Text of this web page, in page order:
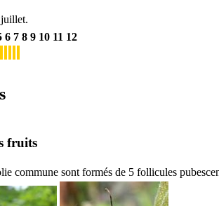
6 7 8 9 10 11 12
fruits
commune sont formés de 5 follicules